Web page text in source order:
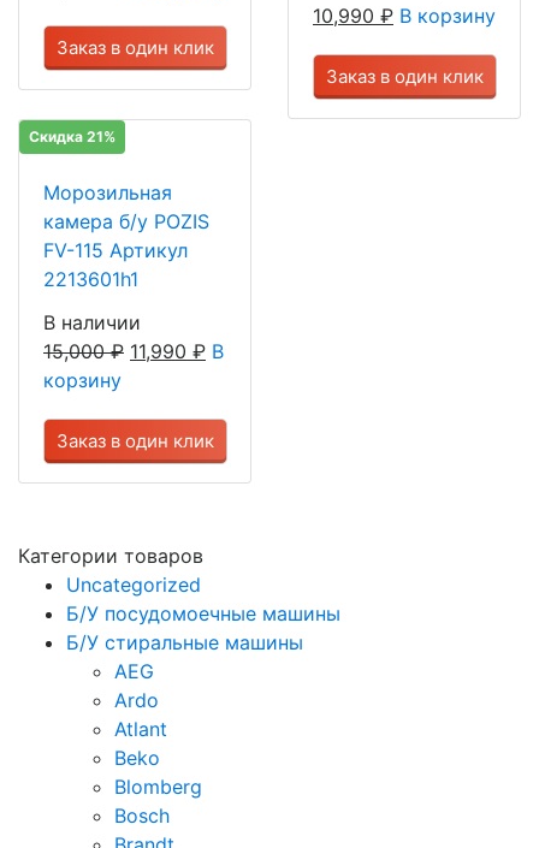
Заказ в один клик
10,990 ₽ В корзину
Заказ в один клик
Скидка 21%
Морозильная
камера б/у POZIS
FV-115 Артикул
2213601h1
В наличии
15,000₽ 11,990 ₽ В
корзину
Заказ в один клик
Категории товаров
Uncategorized
Б/У посудомоечные машины
Б/У стиральные машины
AEG
Ardo
Atlant
Beko
Blomberg
Bosch